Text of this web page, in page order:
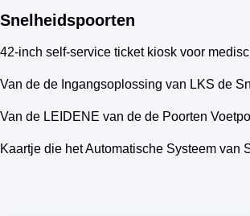
Snelheidspoorten
42-inch self-service ticket kiosk voor
Van de de Ingangsoplossing van LKS de
Van de LEIDENE van de de Poorten
Kaartje die het Automatische Systeem